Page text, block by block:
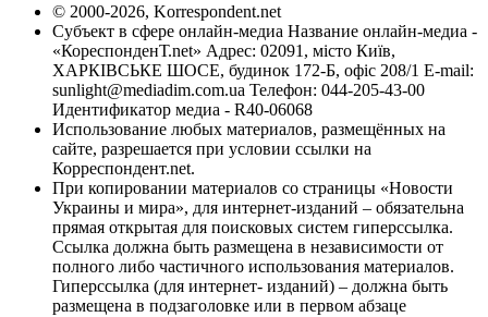
© 2000-2026, Korrespondent.net
Субъект в сфере онлайн-медиа Название онлайн-медиа -
«КореспонденТ.net» Адрес: 02091, місто Київ,
ХАРКІВСЬКЕ ШОСЕ, будинок 172-Б, офіс 208/1 E-mail:
sunlight@mediadim.com.ua Телефон: 044-205-43-00
Идентификатор медиа - R40-06068
Использование любых материалов, размещённых на
сайте, разрешается при условии ссылки на
Корреспондент.net.
При копировании материалов со страницы «Новости
Украины и мира», для интернет-изданий – обязательна
прямая открытая для поисковых систем гиперссылка.
Ссылка должна быть размещена в независимости от
полного либо частичного использования материалов.
Гиперссылка (для интернет- изданий) – должна быть
размещена в подзаголовке или в первом абзаце